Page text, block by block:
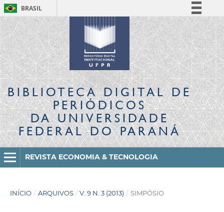
BRASIL
Simplifique!
Comunica BR
Participe
Acesso à informação
Legislação
Canais
BIBLIOTECA DIGITALDE
PERIÓDICOS
DA UNIVERSIDADE
FEDERAL DO PARANÁ
REVISTA ECONOMIA & TECNOLOGIA
INÍCIO / ARQUIVOS / V. 9 N. 3 (2013) / SIMPÓSIO